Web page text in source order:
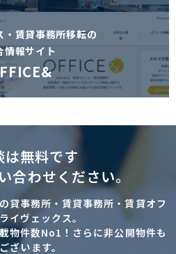
・賃貸事務所移転の
情報サイト
は無料です
合わせください。
貸事務所・賃貸事務所・賃貸オフ
イヴェックス。
物件数No1！さらに非公開物件も
ざいます。